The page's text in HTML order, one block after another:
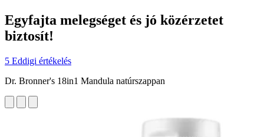
Egyfajta melegséget és jó közérzetet
biztosít!
5 Eddigi értékelés
Dr. Bronner's 18in1 Mandula natúrszappan